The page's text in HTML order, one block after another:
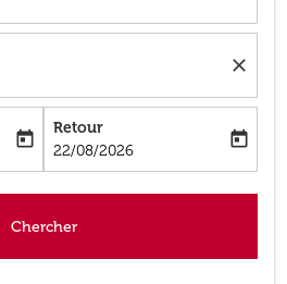
close
aria-label
today
Retour
fc-booking-return-date-aria-label
22/08/2026
today
Chercher